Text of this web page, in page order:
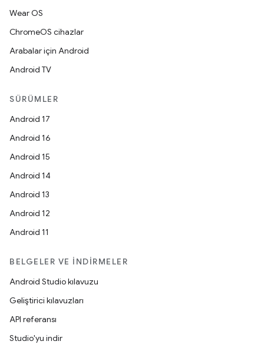
Wear OS
ChromeOS cihazlar
Arabalar için Android
Android TV
SÜRÜMLER
Android 17
Android 16
Android 15
Android 14
Android 13
Android 12
Android 11
BELGELER VE İNDIRMELER
Android Studio kılavuzu
Geliştirici kılavuzları
API referansı
Studio'yu indir